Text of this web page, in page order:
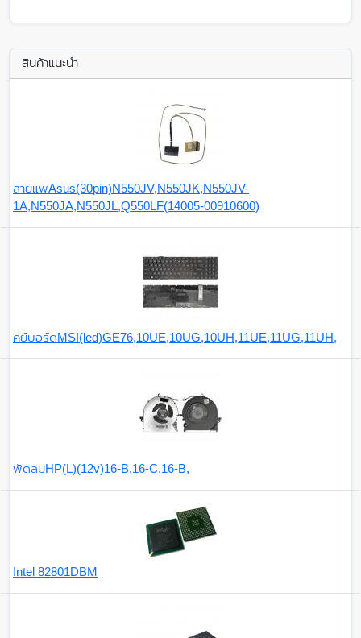
สินค้าแนะนำ
สายแพAsus(30pin)N550JV,N550JK,N550JV-
1A,N550JA,N550JL,Q550LF(14005-00910600)
คีย์บอร์ดMSI(led)GE76,10UE,10UG,10UH,11UE,11UG,11UH,
พัดลมHP(L)(12v)16-B,16-C,16-B,
Intel 82801DBM